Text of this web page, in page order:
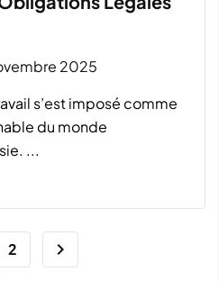
2025
s’est imposé comme
du monde
...
2